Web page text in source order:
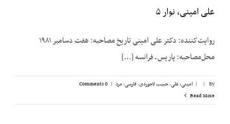
علی امینی، نوار ۵
روایت‌کننده: دکتر علی امینی تاریخ مصاحبه: هفت دسامبر ۱۹۸۱
محل‌مصاحبه: پاریس ـ فرانسه [...]
By
|
| امینی، علی,حبیب لاجوردی,فارسی,مرد |
0 Comments
Read More